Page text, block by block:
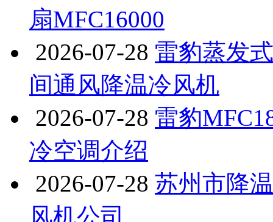
扇MFC16000
2026-07-28 雷豹蒸发
间通风降温冷风机
2026-07-28 雷豹
冷空调介绍
2026-07-28 苏州市降
风机公司